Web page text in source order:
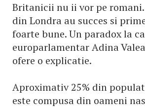
Britanicii nu ii vor pe
din Londra au succes si
foarte bune. Un paradox la
europarlamentar Adina
ofere o explicatie.
Aproximativ 25% din
este compusa din oameni